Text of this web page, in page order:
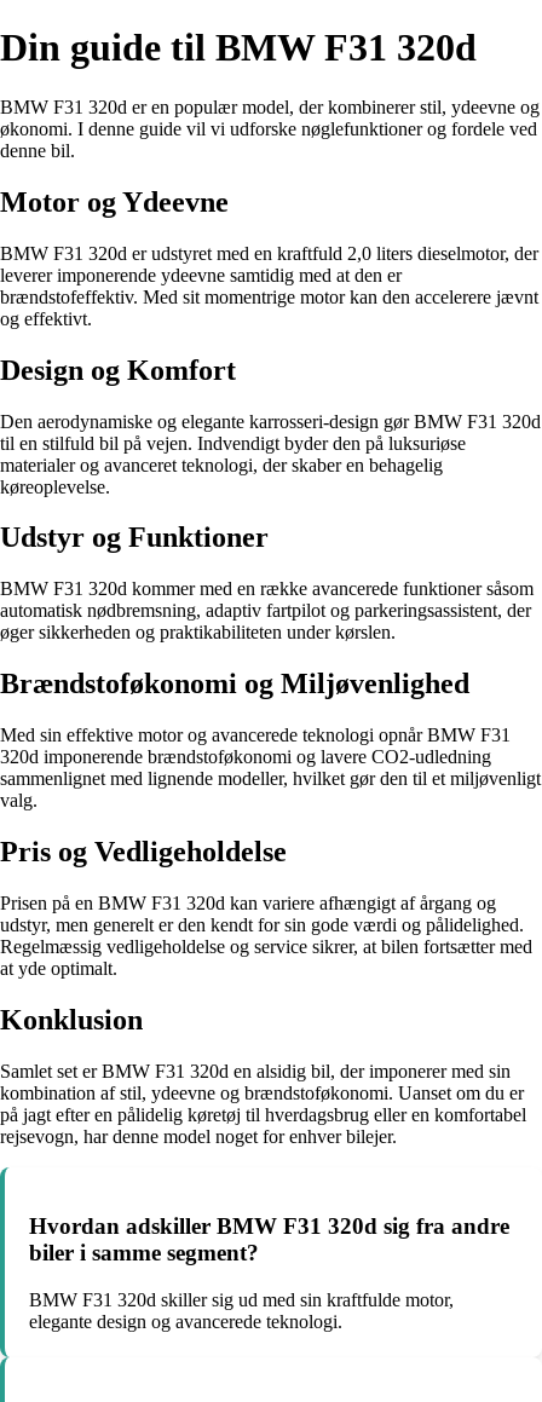
Din guide til BMW F31 320d
BMW F31 320d er en populær model, der kombinerer stil, ydeevne og
økonomi. I denne guide vil vi udforske nøglefunktioner og fordele ved
denne bil.
Motor og Ydeevne
BMW F31 320d er udstyret med en kraftfuld 2,0 liters dieselmotor, der
leverer imponerende ydeevne samtidig med at den er
brændstofeffektiv. Med sit momentrige motor kan den accelerere jævnt
og effektivt.
Design og Komfort
Den aerodynamiske og elegante karrosseri-design gør BMW F31 320d
til en stilfuld bil på vejen. Indvendigt byder den på luksuriøse
materialer og avanceret teknologi, der skaber en behagelig
køreoplevelse.
Udstyr og Funktioner
BMW F31 320d kommer med en række avancerede funktioner såsom
automatisk nødbremsning, adaptiv fartpilot og parkeringsassistent, der
øger sikkerheden og praktikabiliteten under kørslen.
Brændstoføkonomi og Miljøvenlighed
Med sin effektive motor og avancerede teknologi opnår BMW F31
320d imponerende brændstoføkonomi og lavere CO2-udledning
sammenlignet med lignende modeller, hvilket gør den til et miljøvenligt
valg.
Pris og Vedligeholdelse
Prisen på en BMW F31 320d kan variere afhængigt af årgang og
udstyr, men generelt er den kendt for sin gode værdi og pålidelighed.
Regelmæssig vedligeholdelse og service sikrer, at bilen fortsætter med
at yde optimalt.
Konklusion
Samlet set er BMW F31 320d en alsidig bil, der imponerer med sin
kombination af stil, ydeevne og brændstoføkonomi. Uanset om du er
på jagt efter en pålidelig køretøj til hverdagsbrug eller en komfortabel
rejsevogn, har denne model noget for enhver bilejer.
Hvordan adskiller BMW F31 320d sig fra andre
biler i samme segment?
BMW F31 320d skiller sig ud med sin kraftfulde motor,
elegante design og avancerede teknologi.